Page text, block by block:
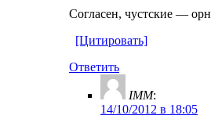
Согласен, чустские —
[Цитировать]
Ответить
IMM:
14/10/2012 в 18:05